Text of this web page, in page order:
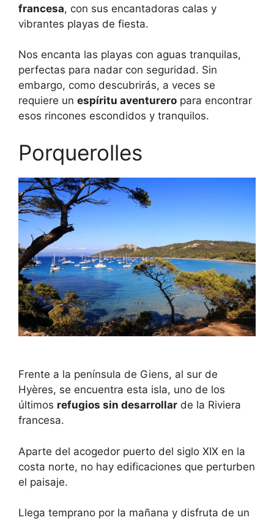
francesa, con sus encantadoras calas y
vibrantes playas de fiesta.
Nos encanta las playas con aguas tranquilas,
perfectas para nadar con seguridad. Sin
embargo, como descubrirás, a veces se
requiere un espíritu aventurero para encontrar
esos rincones escondidos y tranquilos.
Porquerolles
Frente a la península de Giens, al sur de
Hyères, se encuentra esta isla, uno de los
últimos refugios sin desarrollar de la Riviera
francesa.
Aparte del acogedor puerto del siglo XIX en la
costa norte, no hay edificaciones que perturben
el paisaje.
Llega temprano por la mañana y disfruta de un